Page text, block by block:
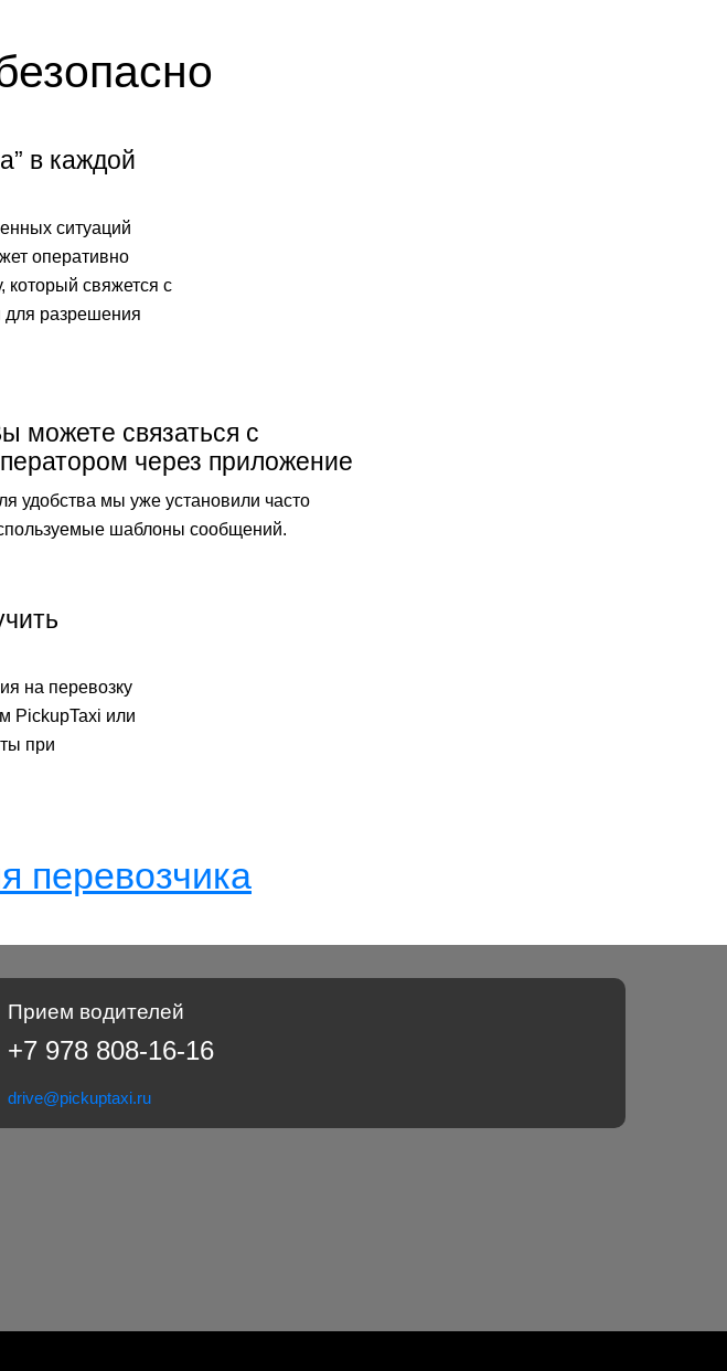
в каждой
ситуаций
оперативно
который свяжется с
разрешения
можете связаться с
через приложение
удобства мы уже установили часто
шаблоны сообщений.
на перевозку
PickupTaxi или
при
перевозчика
Прием водителей
+7 978 808-16-16
drive@pickuptaxi.ru